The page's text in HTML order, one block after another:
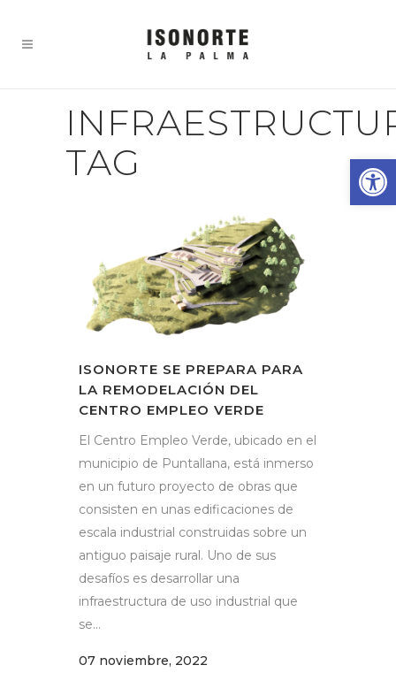
TAG
ISONORTE SE PREPARA PARA
LA REMODELACIÓN DEL
CENTRO EMPLEO VERDE
El Centro Empleo Verde, ubicado en el
municipio de Puntallana, está inmerso
en un futuro proyecto de obras que
consisten en unas edificaciones de
escala industrial construidas sobre un
antiguo paisaje rural. Uno de sus
desafíos es desarrollar una
infraestructura de uso industrial que
se...
07 noviembre, 2022